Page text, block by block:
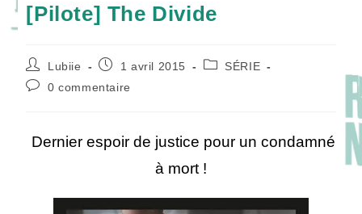
[Pilote] The Divide
Auteur/autrice
de
la
Lubiie
Publication
1 avril 2015
PostSÉRIE
Commentaires
0 commentaire
Dernier espoir de justice pour un condamné
à mort !